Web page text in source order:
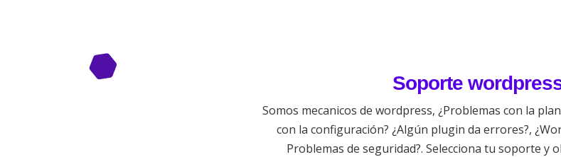
Soporte
Somos mecanicos de wordpress, ¿Problemas con la
con la configuración? ¿Algún plugin da errores?,
Problemas de seguridad?. Selecciona tu soporte y